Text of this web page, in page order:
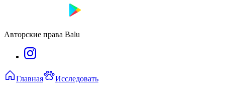
Авторские права Balu
Главная Исследовать